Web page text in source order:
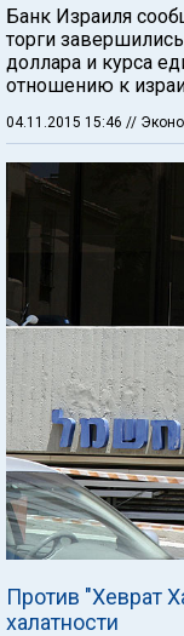
Банк Израиля
торги
доллара и курса
отношению к
04.11.2015 15:46 //
Против "Хеврат
халатности